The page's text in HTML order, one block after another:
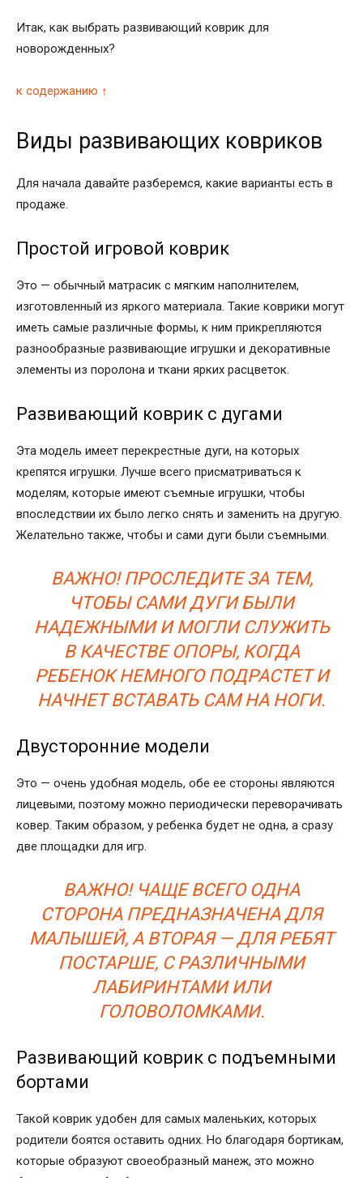
Итак, как выбрать развивающий коврик для
новорожденных?
к содержанию ↑
Виды развивающих ковриков
Для начала давайте разберемся, какие варианты есть в
продаже.
Простой игровой коврик
Это — обычный матрасик с мягким наполнителем,
изготовленный из яркого материала. Такие коврики могут
иметь самые различные формы, к ним прикрепляются
разнообразные развивающие игрушки и декоративные
элементы из поролона и ткани ярких расцветок.
Развивающий коврик с дугами
Эта модель имеет перекрестные дуги, на которых
крепятся игрушки. Лучше всего присматриваться к
моделям, которые имеют съемные игрушки, чтобы
впоследствии их было легко снять и заменить на другую.
Желательно также, чтобы и сами дуги были съемными.
ВАЖНО! ПРОСЛЕДИТЕ ЗА ТЕМ,
ЧТОБЫ САМИ ДУГИ БЫЛИ
НАДЕЖНЫМИ И МОГЛИ СЛУЖИТЬ
В КАЧЕСТВЕ ОПОРЫ, КОГДА
РЕБЕНОК НЕМНОГО ПОДРАСТЕТ И
НАЧНЕТ ВСТАВАТЬ САМ НА НОГИ.
Двусторонние модели
Это — очень удобная модель, обе ее стороны являются
лицевыми, поэтому можно периодически переворачивать
ковер. Таким образом, у ребенка будет не одна, а сразу
две площадки для игр.
ВАЖНО! ЧАЩЕ ВСЕГО ОДНА
СТОРОНА ПРЕДНАЗНАЧЕНА ДЛЯ
МАЛЫШЕЙ, А ВТОРАЯ — ДЛЯ РЕБЯТ
ПОСТАРШЕ, С РАЗЛИЧНЫМИ
ЛАБИРИНТАМИ ИЛИ
ГОЛОВОЛОМКАМИ.
Развивающий коврик с подъемными
бортами
Такой коврик удобен для самых маленьких, которых
родители боятся оставить одних. Но благодаря бортикам,
которые образуют своеобразный манеж, это можно